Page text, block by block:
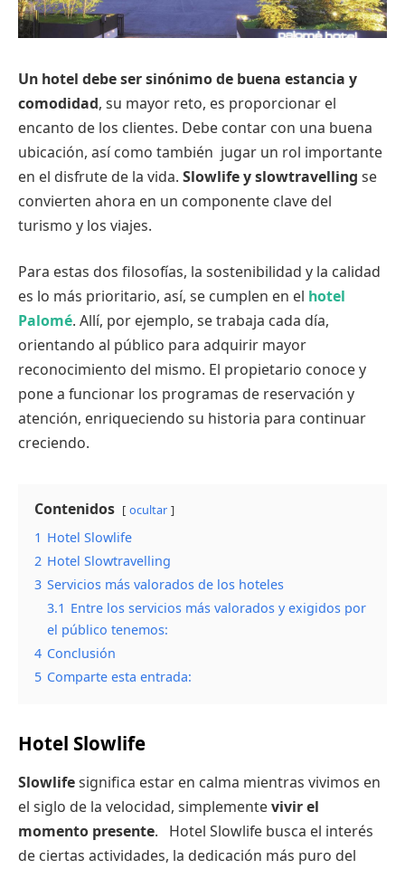
Un hotel debe ser sinónimo de buena estancia y
comodidad, su mayor reto, es proporcionar el
encanto de los clientes. Debe contar con una buena
ubicación, así como también jugar un rol importante
en el disfrute de la vida. Slowlife y slowtravelling se
convierten ahora en un componente clave del
turismo y los viajes.
Para estas dos filosofías, la sostenibilidad y la calidad
es lo más prioritario, así, se cumplen en el hotel
Palomé. Allí, por ejemplo, se trabaja cada día,
orientando al público para adquirir mayor
reconocimiento del mismo. El propietario conoce y
pone a funcionar los programas de reservación y
atención, enriqueciendo su historia para continuar
creciendo.
Contenidos ocultar
1 Hotel Slowlife
2 Hotel Slowtravelling
3 Servicios más valorados de los hoteles
3.1 Entre los servicios más valorados y exigidos por
el público tenemos:
4 Conclusión
5 Comparte esta entrada:
Hotel Slowlife
Slowlifesignifica estar en calma mientras vivimos en
el siglo de la velocidad, simplementevivir el
momento presente. Hotel Slowlife busca el interés
de ciertas actividades, la dedicación más puro del